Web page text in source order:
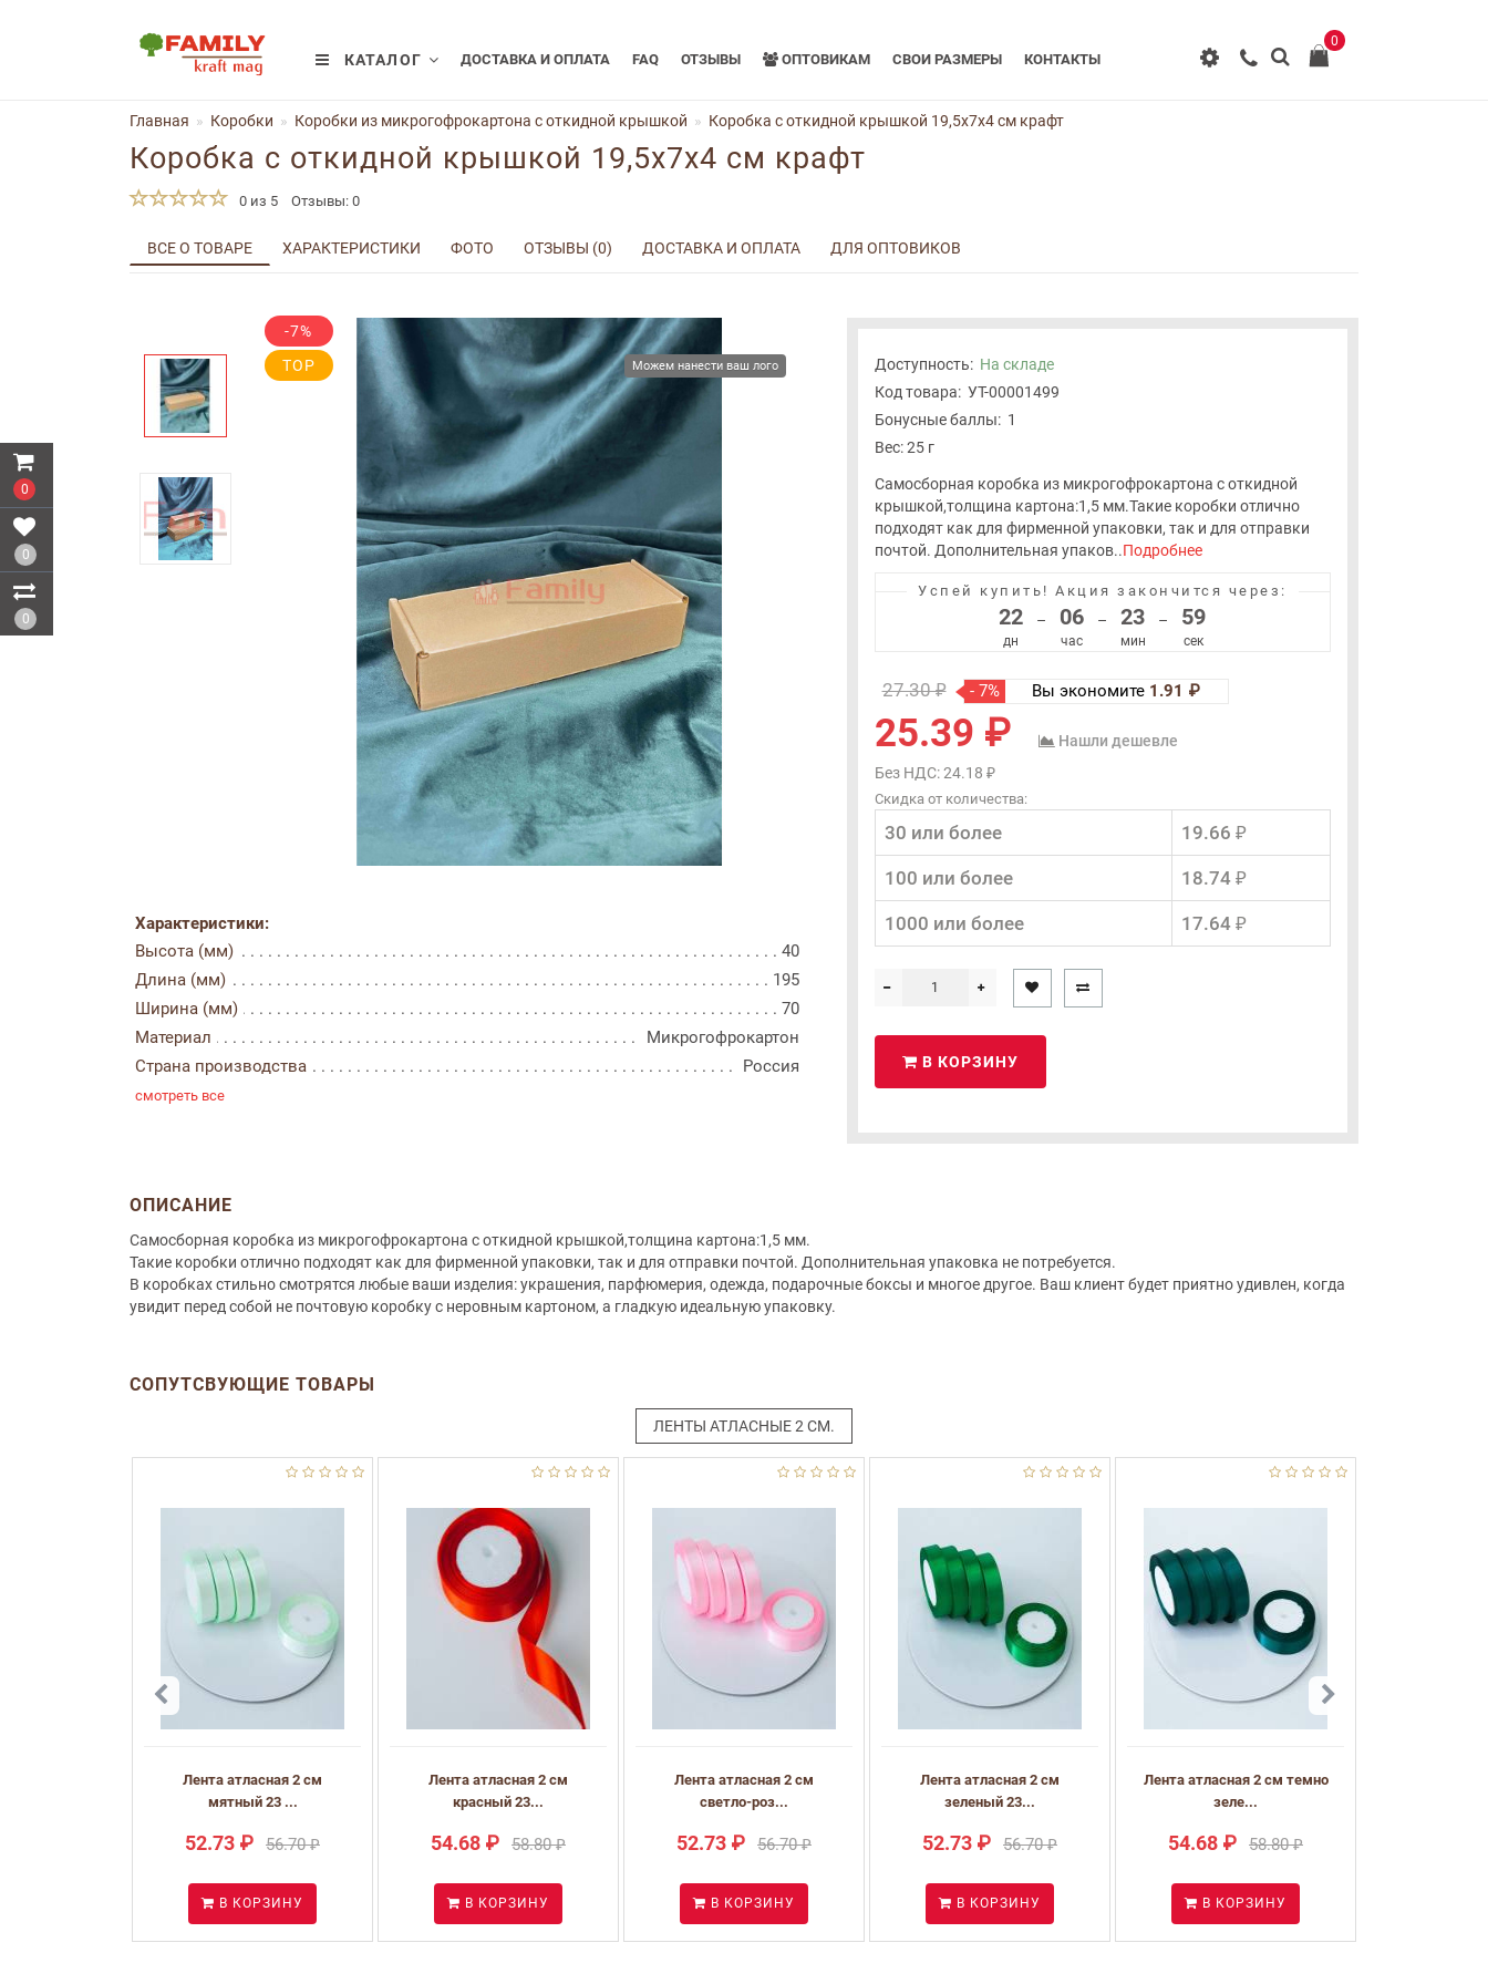
0
0
0
КАТАЛОГ ДОСТАВКА И ОПЛАТА FAQ ОТЗЫВЫ ОПТОВИКАМ СВОИ РАЗМЕРЫ КОНТАКТЫ
0
Главная Коробки Коробки из микрогофрокартона с откидной крышкой Коробка с откидной крышкой 19,5x7x4 см крафт
Коробка с откидной крышкой 19,5x7x4 см крафт
0 из 5 Отзывы: 0
ВСЕ О ТОВАРЕ ХАРАКТЕРИСТИКИ ФОТО ОТЗЫВЫ (0) ДОСТАВКА И ОПЛАТА ДЛЯ ОПТОВИКОВ
Можем нанести ваш лого
-7%
TOP
Характеристики:
Высота (мм)
40
Длина (мм)
195
Ширина (мм)
70
Материал
Микрогофрокартон
Страна производства
Россия
смотреть все
Доступность: На складе
Код товара: УТ-00001499
Бонусные баллы:1
Вес: 25 г
Самосборная коробка из микрогофрокартона с откидной
крышкой,толщина картона:1,5 мм.Такие коробки отлично
подходят как для фирменной упаковки, так и для отправки
почтой. Дополнительная упаков..Подробнее
Успей купить! Акция закончится через:
22
дн
– 06
час
– 23
мин
– 59
сек
27.30 ₽ - 7% Вы экономите 1.91 ₽
25.39 ₽
Нашли дешевле
Без НДС: 24.18 ₽
Скидка от количества:
30 или более 19.66 ₽
100 или более 18.74 ₽
1000 или более 17.64 ₽
В КОРЗИНУ
ОПИСАНИЕ
Самосборная коробка из микрогофрокартона с откидной крышкой,толщина картона:1,5 мм.
Такие коробки отлично подходят как для фирменной упаковки, так и для отправки почтой. Дополнительная упаковка не потребуется.
В коробках стильно смотрятся любые ваши изделия: украшения, парфюмерия, одежда, подарочные боксы и многое другое. Ваш клиент будет приятно удивлен, когда
увидит перед собой не почтовую коробку с неровным картоном, а гладкую идеальную упаковку.
СОПУТСВУЮЩИЕ ТОВАРЫ
ЛЕНТЫ АТЛАСНЫЕ 2 СМ.
Лента атласная 2 см
мятный 23 ...
52.73 ₽ 56.70 ₽
В КОРЗИНУ
Лента атласная 2 см
красный 23...
54.68 ₽ 58.80 ₽
В КОРЗИНУ
Лента атласная 2 см
светло-роз...
52.73 ₽ 56.70 ₽
В КОРЗИНУ
Лента атласная 2 см
зеленый 23...
52.73 ₽ 56.70 ₽
В КОРЗИНУ
Лента атласная 2 см темно
зеле...
54.68 ₽ 58.80 ₽
В КОРЗИНУ